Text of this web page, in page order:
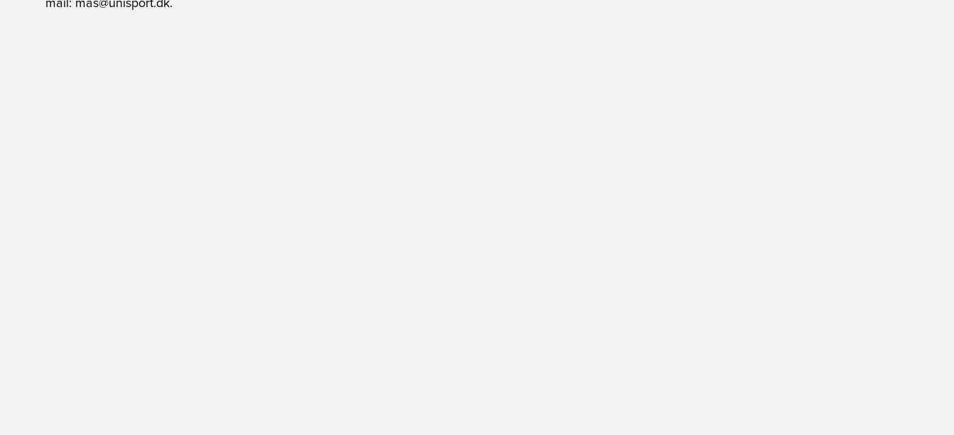
mail: mas@unisport.dk.